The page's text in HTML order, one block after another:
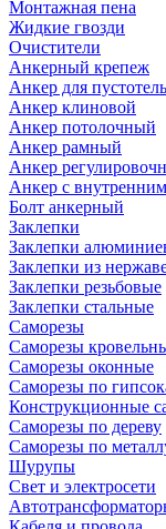
Монтажная пена
Жидкие гвозди
Очистители
Анкерный крепеж
Анкер для
Анкер клиновой
Анкер потолочный
Анкер рамный
Анкер
Анкер с
Болт анкерный
Заклепки
Заклепки
Заклепки из
Заклепки резьбовые
Заклепки стальные
Саморезы
Саморезы
Саморезы оконные
Саморезы по
Конструкционные
Саморезы по дереву
Саморезы по
Шурупы
Свет и электросети